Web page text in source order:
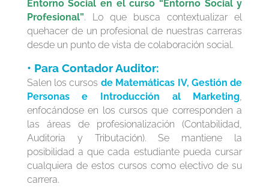
Entorno Social en el curso “Entorno Social y
Profesional”. Lo que busca contextualizar el
quehacer de un profesional de nuestras carreras
desde un punto de vista de colaboración social.
• Para Contador Auditor:
Salen los cursos de Matemáticas IV, Gestión de
Personas e Introducción al Marketing,
enfocándose en los cursos que corresponden a
las áreas de profesionalización (Contabilidad,
Auditoria y Tributación). Se mantiene la
posibilidad a que cada estudiante pueda cursar
cualquiera de estos cursos como electivo de su
carrera.